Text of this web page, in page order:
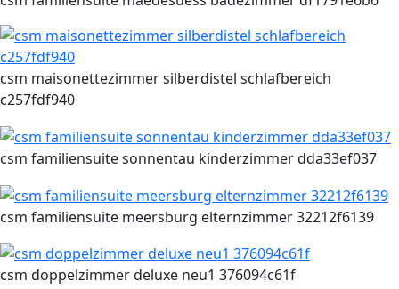
csm maisonettezimmer silberdistel schlafbereich
c257fdf940
csm familiensuite sonnentau kinderzimmer dda33ef037
csm familiensuite meersburg elternzimmer 32212f6139
csm doppelzimmer deluxe neu1 376094c61f